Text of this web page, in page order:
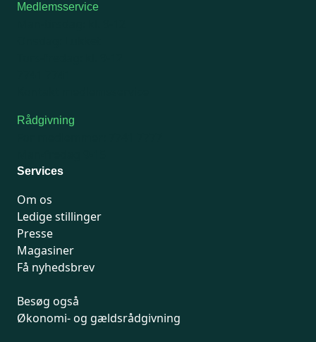
Medlemsservice
Rådgivning
Services
Om os
Ledige stillinger
Presse
Magasiner
Få nyhedsbrev
Besøg også
Økonomi- og gældsrådgivning